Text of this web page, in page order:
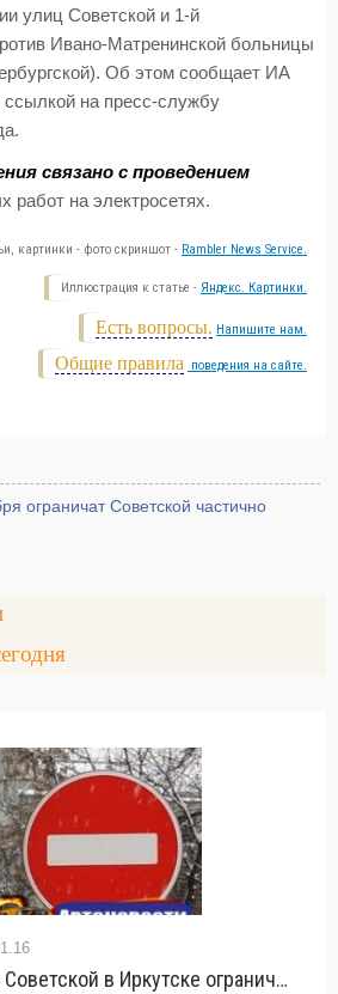
улиц Советской и 1-й
Ивано-Матренинской больницы
Об этом сообщает ИА
ссылкой на пресс-службу
связано с проведением
работ на электросетях.
картинки - фото скриншот - Rambler News Service.
Иллюстрация к статье - Яндекс. Картинки.
Есть вопросы. Напишите нам.
Общие правила поведения на сайте.
ограничат Советской частично
Проезд по улице Советской в Иркутске ограничат на две ночи - «Автоновости»